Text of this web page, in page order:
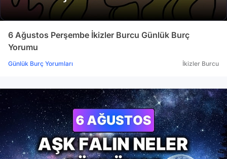
6 Ağustos Perşembe İkizler Burcu Günlük Burç
Yorumu
Günlük Burç Yorumları İkizler Burcu